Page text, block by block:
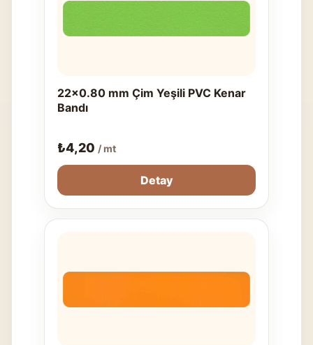
22x0.80 mm Çim Yeşili PVC Kenar
Bandı
₺4,20 / mt
Detay